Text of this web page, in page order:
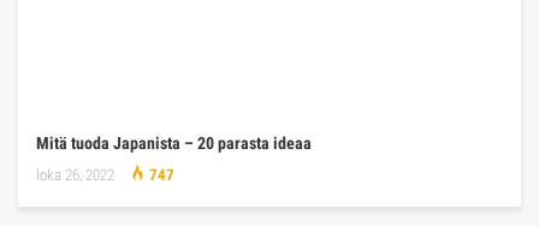
Mitä tuoda Japanista – 20 parasta ideaa
loka 26, 2022 747